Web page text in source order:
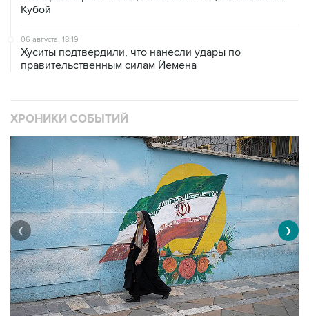
Кубой
06 августа, 18:19
Хуситы подтвердили, что нанесли удары по
правительственным силам Йемена
ХРОНИКИ СОБЫТИЙ
❮ ❯